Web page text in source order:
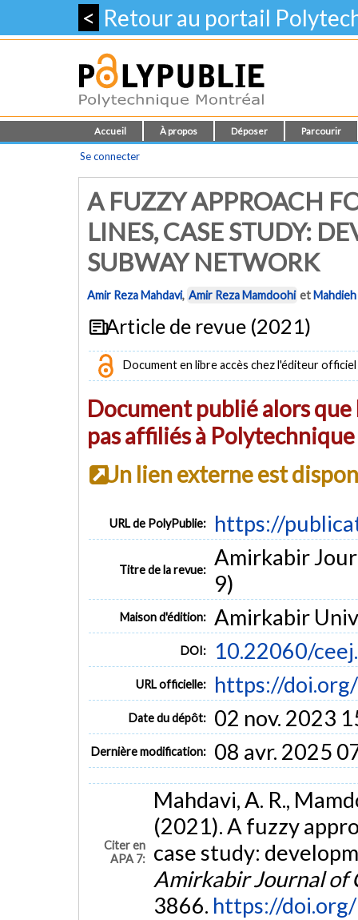
< Retour au portail
Accueil À propos Déposer Parcourir
Se connecter
A FUZZY APPROACH
LINES, CASE STUDY:
SUBWAY NETWORK
Amir Reza Mahdavi, Amir Reza Mamdoohi et
Article de revue (2021)
Document en libre accès chez l'éditeur officiel
Document publié alors
pas affiliés à
Un lien externe est
URL de PolyPublie: https://
Titre de la revue: Amirkabir
9)
Maison d'édition: Amirkabir
DOI: 10.22060/
URL officielle: https://
Date du dépôt: 02 nov. 2023
Dernière modification: 08 avr. 2025
Citer en
APA 7:
Mahdavi, A. R.,
(2021). A fuzzy
case study:
Amirkabir Journal of
3866. https://